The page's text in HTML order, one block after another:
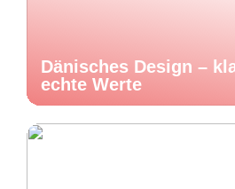
Dänisches Design –
echte Werte